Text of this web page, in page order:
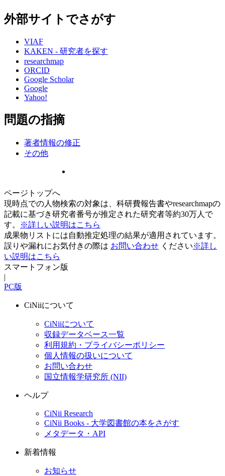
外部サイトでさがす
VIAF
KAKEN - 研究者を探す
researchmap
ORCID
Google Scholar
Google
Yahoo!
問題の指摘
著者情報の修正
その他
ページトップへ
現時点での人物検索の対象は、科研費報告書やresearchmapの
記載に基づき研究者番号が推定された研究者等約30万人で
す。
※詳しい説明はこちら
成果物リストには自動推定処理の結果が適用されています。
誤りや漏れにお気付きの際は お問い合わせ ください※詳し
い説明はこちら
スマートフォン版
|
PC版
CiNiiについて
CiNiiについて
収録データベース一覧
利用規約・プライバシーポリシー
個人情報の扱いについて
お問い合わせ
国立情報学研究所 (NII)
ヘルプ
CiNii Research
CiNii Books - 大学図書館の本をさがす
メタデータ・API
新着情報
お知らせ